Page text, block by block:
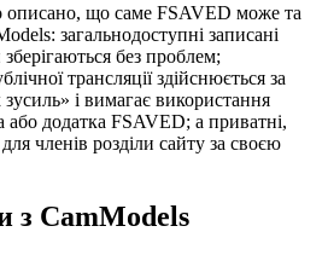
описано, що саме FSAVED може та
загальнодоступні записані
без проблем;
трансляції здійснюється за
і вимагає використання
або додатка FSAVED; а приватні,
членів розділи сайту за своєю
з CamModels